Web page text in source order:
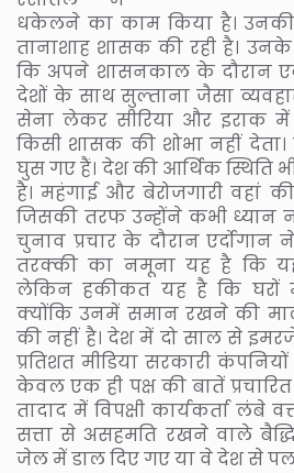
धकेलने का काम किया है।
तानाशाह शासक की रही है।
कि अपने शासनकाल के दौरान
देशों के साथ सुल्ताना जैसा
सेना लेकर सीरिया और इराक में
किसी शासक की शोभा नहीं
घुस गए हैं। देश की आर्थिक स्थिति
है। महंगाई और बेरोजगारी वहां
जिसकी तरफ उन्होंने कभी ध्यान
चुनाव प्रचार के दौरान एर्दोगान
तरक्की का नमूना यह है कि
लेकिन हकीकत यह है कि घरों
क्योंकि उनमें समान रखने की
की नहीं है। देश में दो साल से
प्रतिशत मीडिया सरकारी
केवल एक ही पक्ष की बातें
तादाद में विपक्षी कार्यकर्ता लंबे
सत्ता से असहमति रखने वाले
जेल में डाल दिए गए या वे देश से